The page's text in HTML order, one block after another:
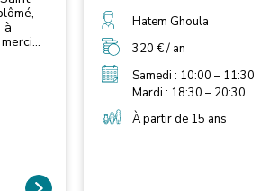
à
Hatem Ghoula
320 € / an
Samedi : 10:00 – 11:30
Mardi : 18:30 – 20:30
À partir de 15 ans